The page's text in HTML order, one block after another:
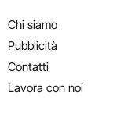
Chi siamo
Pubblicità
Contatti
Lavora con noi